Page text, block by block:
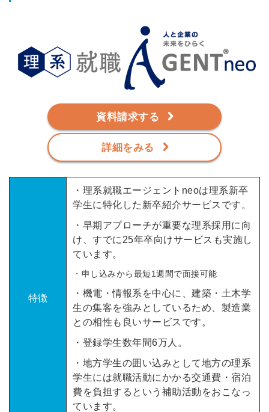
資料請求する
詳細をみる
特徴
・理系就職エージェントneoは理系新卒
学生に特化した新卒紹介サービスです。
・早期アプローチが重要な理系採用に向
け、すでに25年卒向けサービスも実施し
ています。
・申し込みから最短1週間で面接可能
・機電・情報系を中心に、建築・土木学
生の集客を強みとしているため、製造業
との相性も良いサービスです。
・登録学生数年間6万人。
・地方学生の囲い込みとして地方の理系
学生には就職活動にかかる交通費・宿泊
費を負担するという補助活動をおこなっ
ています。